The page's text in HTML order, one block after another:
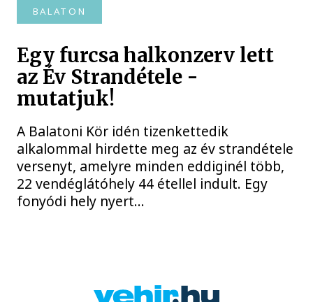
BALATON
Egy furcsa halkonzerv lett
az Év Strandétele -
mutatjuk!
A Balatoni Kör idén tizenkettedik
alkalommal hirdette meg az év strandétele
versenyt, amelyre minden eddiginél több,
22 vendéglátóhely 44 étellel indult. Egy
fonyódi hely nyert...